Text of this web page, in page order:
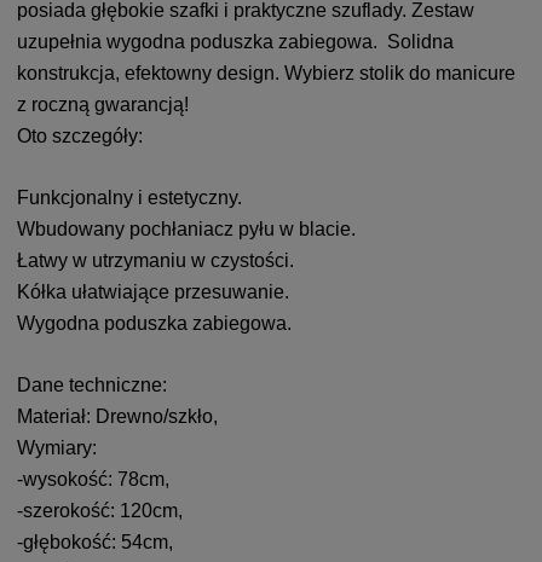
posiada głębokie szafki i praktyczne szuflady. Zestaw
uzupełnia wygodna poduszka zabiegowa. Solidna
konstrukcja, efektowny design. Wybierz stolik do manicure
z roczną gwarancją!
Oto szczegóły:
Funkcjonalny i estetyczny.
Wbudowany pochłaniacz pyłu w blacie.
Łatwy w utrzymaniu w czystości.
Kółka ułatwiające przesuwanie.
Wygodna poduszka zabiegowa.
Dane techniczne:
Materiał: Drewno/szkło,
Wymiary:
-wysokość: 78cm,
-szerokość: 120cm,
-głębokość: 54cm,